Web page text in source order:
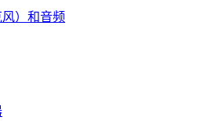
）和音频